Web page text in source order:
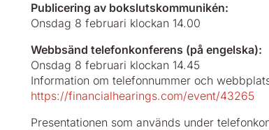
Publicering av bokslutskommunikén:
Onsdag 8 februari klockan 14.00
Webbsänd telefonkonferens (på engelska):
Onsdag 8 februari klockan 14.45
Information om telefonnummer och
https://financialhearings.com/event/43265
Presentationen som används under